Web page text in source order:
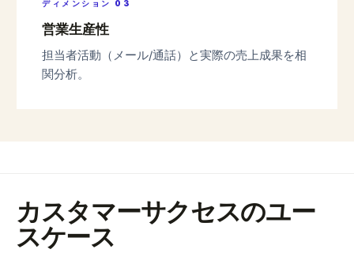
ディメンション 03
営業生産性
担当者活動（メール/通話）と実際の売上成果を相
関分析。
カスタマーサクセスのユー
スケース